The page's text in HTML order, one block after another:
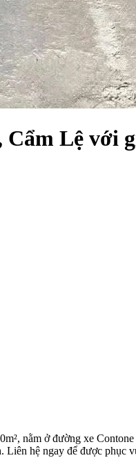
Cẩm Lệ với
nằm ở đường xe
Liên hệ ngay để được phục